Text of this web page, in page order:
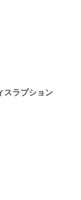
スラプション